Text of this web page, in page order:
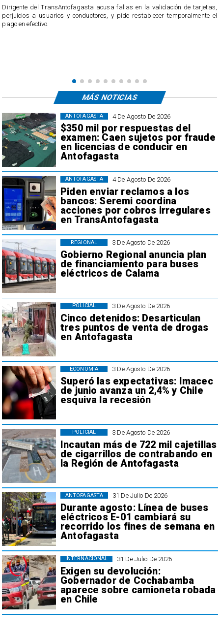
en la validación de tarjetas,
restablecer temporalmente el
4 De Agosto De 2026
$350 mil por respuestas del
examen: Caen sujetos por fraude
en licencias de conducir en
Antofagasta
ANTOFAGASTA
4 De Agosto De 2026
Piden enviar reclamos a los
bancos: Seremi coordina
acciones por cobros irregulares
en TransAntofagasta
ANTOFAGASTA
3 De Agosto De 2026
Gobierno Regional anuncia plan
de financiamiento para buses
eléctricos de Calama
REGIONAL
3 De Agosto De 2026
Cinco detenidos: Desarticulan
tres puntos de venta de drogas
en Antofagasta
POLICIAL
3 De Agosto De 2026
Superó las expectativas: Imacec
de junio avanza un 2,4% y Chile
esquiva la recesión
ECONOMÍA
3 De Agosto De 2026
Incautan más de 722 mil cajetillas
de cigarrillos de contrabando en
la Región de Antofagasta
POLICIAL
31 De Julio De 2026
Durante agosto: Línea de buses
eléctricos E-01 cambiará su
recorrido los fines de semana en
Antofagasta
ANTOFAGASTA
31 De Julio De 2026
Exigen su devolución:
Gobernador de Cochabamba
aparece sobre camioneta robada
en Chile
INTERNACIONAL
MÁS NOTICIAS